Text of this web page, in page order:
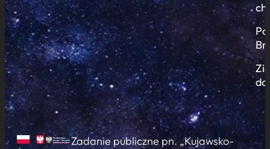
Zadanie publiczne pn. „Kujawsko-